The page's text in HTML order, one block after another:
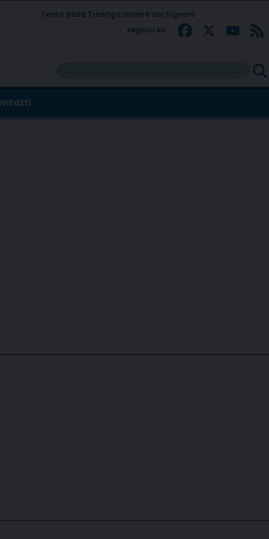
Festa della Trasfigurazione del Signore
seguici su:
X
per: